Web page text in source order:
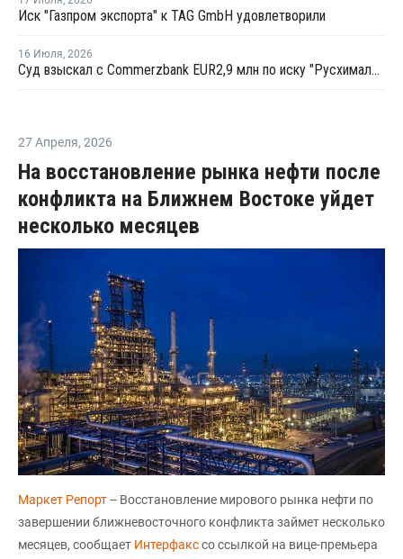
Иск "Газпром экспорта" к TAG GmbH удовлетворили
16 Июля, 2026
Суд взыскал с Commerzbank EUR2,9 млн по иску "Русхимальянса"
27 Апреля, 2026
На восстановление рынка нефти после
конфликта на Ближнем Востоке уйдет
несколько месяцев
Маркет Репорт-- Восстановление мирового рынка нефти по
завершении ближневосточного конфликта займет несколько
месяцев, сообщает Интерфакссо ссылкой на вице-премьера